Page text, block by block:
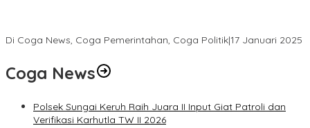
Di Coga News, Coga Pemerintahan, Coga Politik|17 Januari 2025
Coga News
Polsek Sungai Keruh Raih Juara II Input Giat Patroli dan
Verifikasi Karhutla TW II 2026